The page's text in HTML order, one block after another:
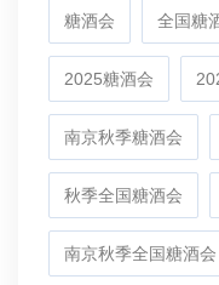
糖酒会 全国糖
2025糖酒会
南京秋季糖酒会
秋季全国糖酒会
南京秋季全国糖酒会